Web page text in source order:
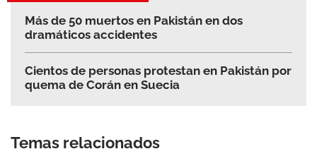
Más de 50 muertos en Pakistán en dos
dramáticos accidentes
Cientos de personas protestan en Pakistán por
quema de Corán en Suecia
Temas relacionados